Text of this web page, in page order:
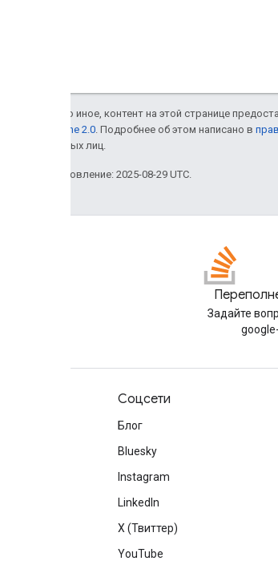
Если не указано иное, контент на этой странице
лицензии Apache 2.0 . Подробнее об этом написано в
аффилированных лиц.
Последнее обновление: 2025-08-29 UTC.
Задайте
Соцсети
Блог
Bluesky
Instagram
LinkedIn
X (Твиттер)
YouTube